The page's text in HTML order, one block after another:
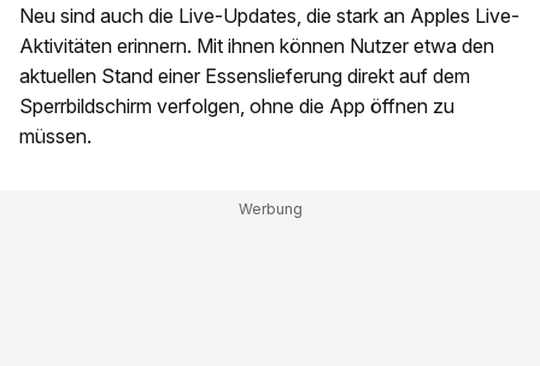
Neu sind auch die Live-Updates, die stark an Apples Live-
Aktivitäten erinnern. Mit ihnen können Nutzer etwa den
aktuellen Stand einer Essenslieferung direkt auf dem
Sperrbildschirm verfolgen, ohne die App öffnen zu
müssen.